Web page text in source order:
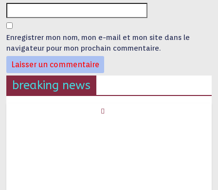
Enregistrer mon nom, mon e-mail et mon site dans le
navigateur pour mon prochain commentaire.
breaking news